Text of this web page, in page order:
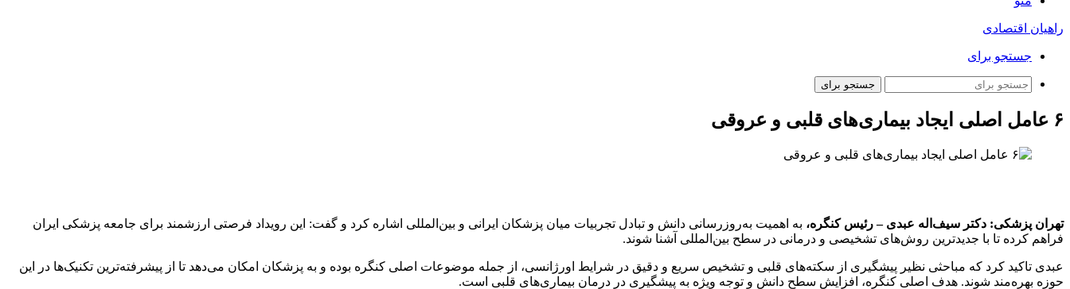
راهیان اقتصادی
جستجو برای
جستجو برای
۶ عامل اصلی ایجاد بیماری‌های قلبی و عروقی
تهران پزشکی: دکتر سیف‌اله عبدی – رئیس کنگره، به اهمیت به‌روزرسانی دانش و تبادل تجربیات میان پزشکان ایرانی و بین‌المللی اشاره کرد و گفت: این رویداد فرصتی ارزشمند برای جامعه پزشکی ایران
فراهم کرده تا با جدیدترین روش‌های تشخیصی و درمانی در سطح بین‌المللی آشنا شوند.
عبدی تاکید کرد که مباحثی نظیر پیشگیری از سکته‌های قلبی و تشخیص سریع و دقیق در شرایط اورژانسی، از جمله موضوعات اصلی کنگره بوده و به پزشکان امکان می‌دهد تا از پیشرفته‌ترین تکنیک‌ها در این
حوزه بهره‌مند شوند. هدف اصلی کنگره، افزایش سطح دانش و توجه ویژه به پیشگیری در درمان بیماری‌های قلبی است.